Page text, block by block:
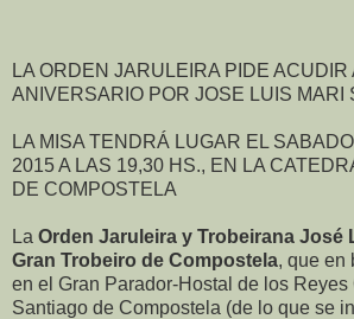
LA ORDEN JARULEIRA PIDE ACUDIR
ANIVERSARIO POR JOSE LUIS MARI
LA MISA TENDRÁ LUGAR EL
2015 A LAS 19,30 HS., EN LA
DE COMPOSTELA
La Orden Jaruleira y Trobeirana José
Gran Trobeiro de Compostela, que en
en el Gran Parador-Hostal de los
Santiago de Compostela (de lo que se